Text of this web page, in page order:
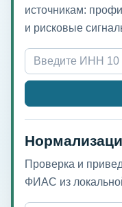
источникам:
и рисковые
Проверка и
ФИАС из